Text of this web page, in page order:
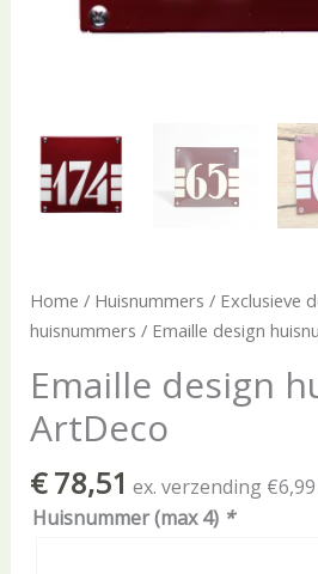
Home / Huisnummers / Exclusieve
huisnummers / Emaille design
Emaille design
ArtDeco
€78,51 ex. verzending
Huisnummer (max 4) *